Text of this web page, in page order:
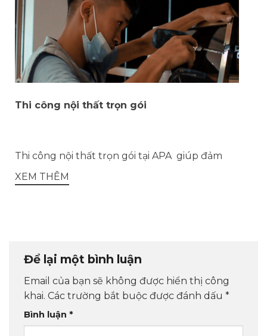
Thi công nội thất trọn gói
Thi công nội thất trọn gói tại APA giúp đảm
XEM THÊM
Để lại một bình luận
Email của bạn sẽ không được hiển thị công
khai. Các trường bắt buộc được đánh dấu *
Bình luận *